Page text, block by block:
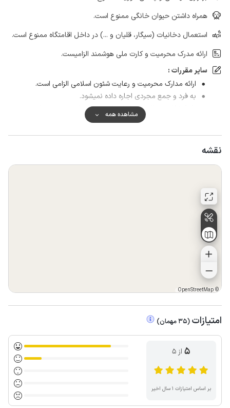
همراه داشتن حیوان خانگی ممنوع است.
استعمال دخانیات (سیگار، قلیان و ...) در داخل اقامتگاه ممنوع است.
ارائه مدرک محرمیت و کارت ملی هوشمند الزامیست.
سایر مقررات :
ارائه مدارک محرمیت و رعایت شئون اسلامی الزامی است.
به فرد و جمع مجردی اجاره داده نمیشود.
طبخ غذای دریائی در داخل واحد ممنوع است و می توانید در
صورت تمایل از باربیکیو و اجاق گاز موجود در محوطه مجموعه
استفاده نمایید.
مشاهده همه
نقشه
©
OpenStreetMap
امتیازات (
35مهمان)
5 از ۵
بر اساس امتیازات ۱ سال اخیر